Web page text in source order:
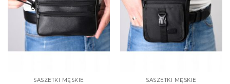
SASZETKI MĘSKIE SASZETKI MĘSKIE